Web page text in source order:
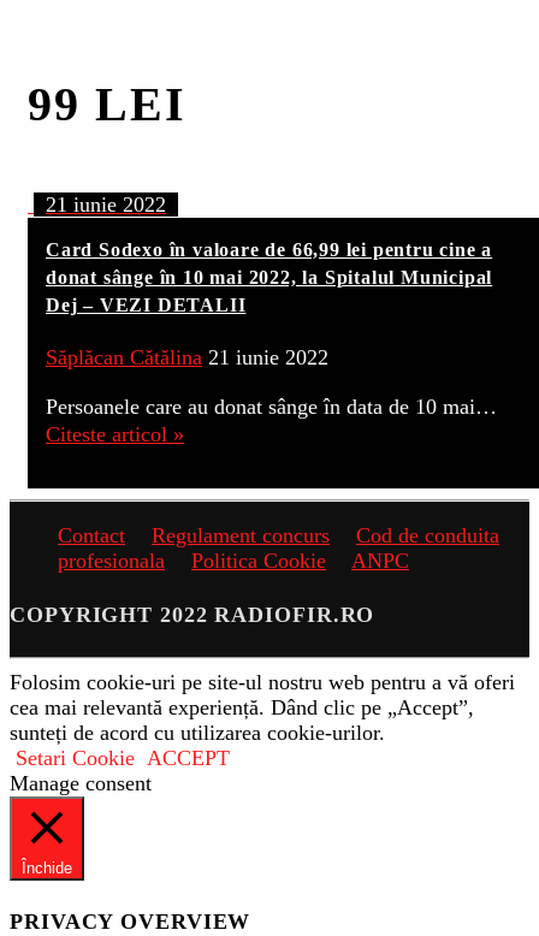
99 LEI
21 iunie 2022
Card Sodexo în valoare de 66,99 lei pentru cine a
donat sânge în 10 mai 2022, la Spitalul Municipal
Dej – VEZI DETALII
Săplăcan Cătălina 21 iunie 2022
Persoanele care au donat sânge în data de 10 mai…
Citeste articol »
Contact Regulament concurs
Cod de conduita
profesionala
Politica Cookie ANPC
COPYRIGHT 2022 RADIOFIR.RO
Folosim cookie-uri pe site-ul nostru web pentru a vă oferi
cea mai relevantă experiență. Dând clic pe „Accept”,
sunteți de acord cu utilizarea cookie-urilor.
Setari Cookie ACCEPT
Manage consent
Închide
PRIVACY OVERVIEW